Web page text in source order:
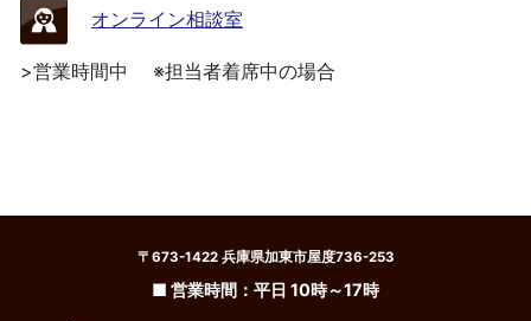
オンライン相談室
>営業時間中 ※担当者着席中の場合
〒673-1422 兵庫県加東市屋度736-253
■ 営業時間：平日 10時～17時